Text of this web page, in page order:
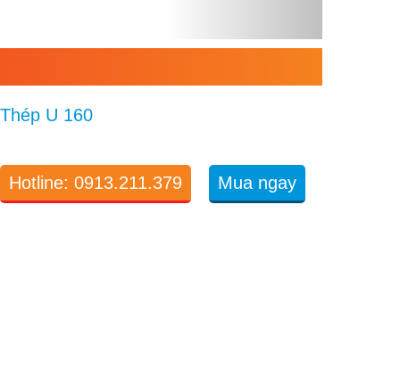
Thép U 160
Hotline: 0913.211.379 Mua ngay